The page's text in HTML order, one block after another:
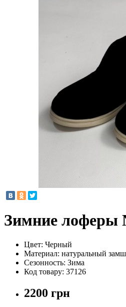
Зимние лоферы
Цвет: Черный
Материал: натуральный замш
Сезонность: Зима
Код товару: 37126
2200 грн